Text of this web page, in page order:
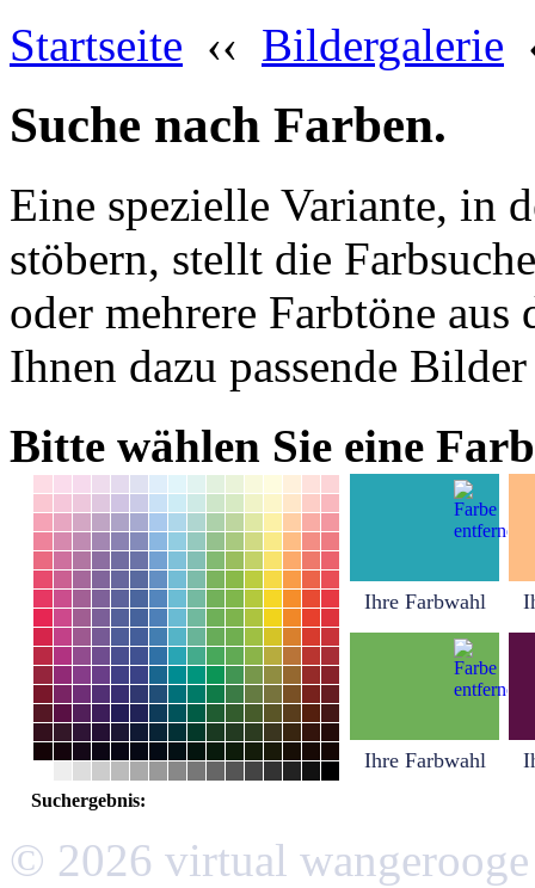
Startseite ‹‹ Bildergalerie
Suche nach Farben.
Eine spezielle Variante, in
stöbern, stellt die
oder mehrere Farbtöne
Ihnen dazu passende
Bitte wählen Sie eine
Ihre Farbwahl
Ihre Farbwahl
Suchergebnis:
© 2026 virtual wangerooge